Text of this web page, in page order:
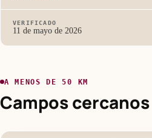
VERIFICADO
11 de mayo de 2026
A MENOS DE 50 KM
Campos cercanos